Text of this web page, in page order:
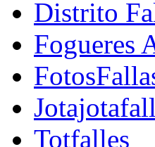
Distrito
Fogueres
Totfalles